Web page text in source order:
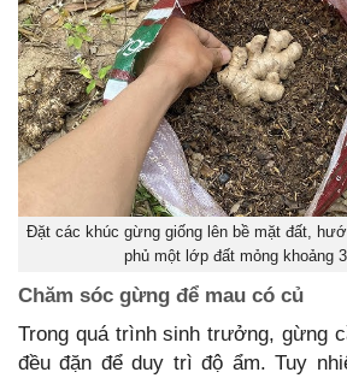
Đặt các khúc gừng giống lên bề mặt đất,
phủ một lớp đất mỏng khoảng
Chăm sóc gừng để mau có củ
Trong quá trình sinh trưởng, gừng
đều đặn để duy trì độ ẩm. Tuy